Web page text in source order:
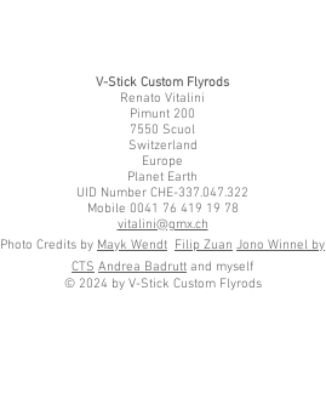
V-Stick Custom Flyrods
Renato Vitalini
Pimunt 200
7550 Scuol
Switzerland
Europe
Planet Earth
UID Number CHE-337.047.322
Mobile 0041 76 419 19 78
vitalini@gmx.ch
Photo Credits by Mayk Wendt Filip Zuan Jono Winnel by
CTS Andrea Badrutt and myself
© 2024 by V-Stick Custom Flyrods